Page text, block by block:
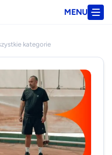
MENU
kategorie